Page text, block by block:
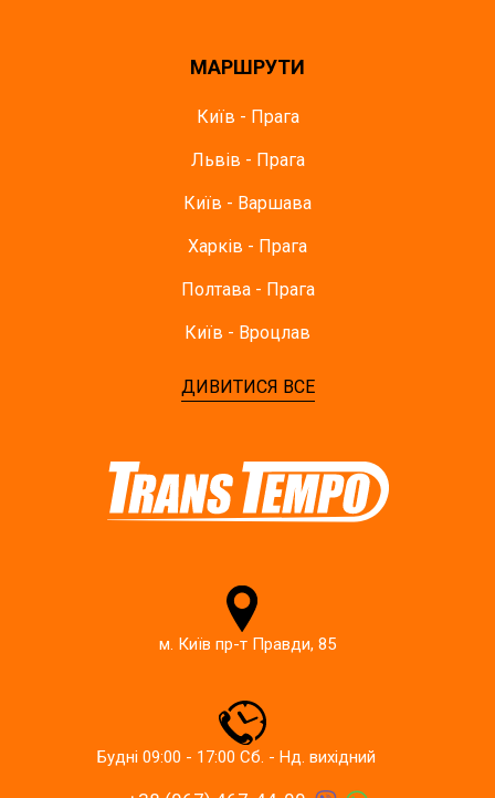
МАРШРУТИ
Київ - Прага
Львів - Прага
Київ - Варшава
Харків - Прага
Полтава - Прага
Київ - Вроцлав
ДИВИТИСЯ ВСЕ
м. Київ пр-т Правди, 85
Будні 09:00 - 17:00 Сб. - Нд. вихідний